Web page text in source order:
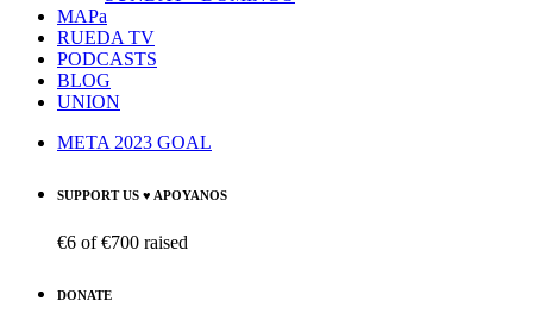
MAPa
RUEDA TV
PODCASTS
BLOG
UNION
META 2023 GOAL
SUPPORT US ♥ APOYANOS
€6 of€700 raised
DONATE